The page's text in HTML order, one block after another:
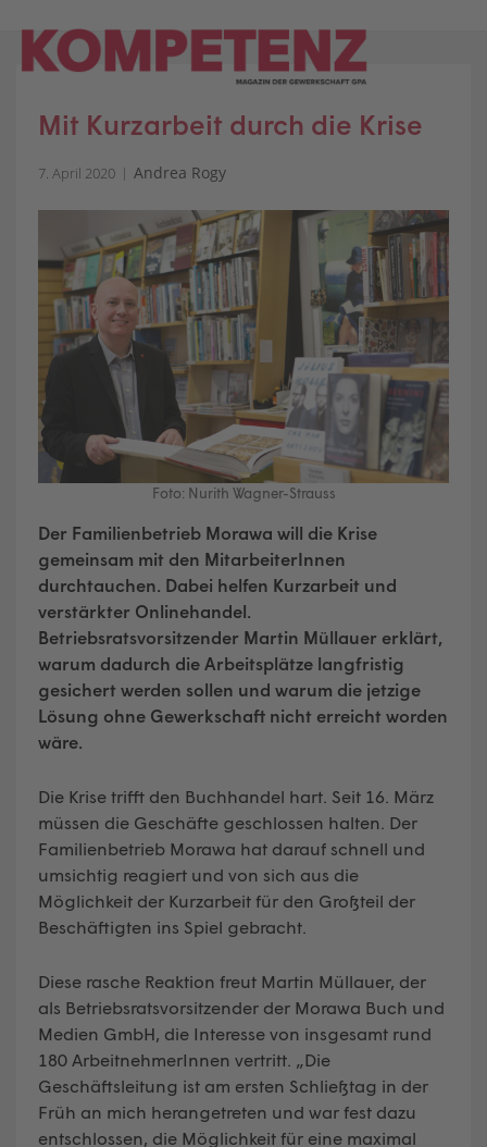
content
Mit Kurzarbeit durch die Krise
7. April 2020 Andrea Rogy
Foto: Nurith Wagner-Strauss
Der Familienbetrieb Morawa will die Krise
gemeinsam mit den MitarbeiterInnen
durchtauchen. Dabei helfen Kurzarbeit und
verstärkter Onlinehandel.
Betriebsratsvorsitzender Martin Müllauer erklärt,
warum dadurch die Arbeitsplätze langfristig
gesichert werden sollen und warum die jetzige
Lösung ohne Gewerkschaft nicht erreicht worden
wäre.
Die Krise trifft den Buchhandel hart. Seit 16. März
müssen die Geschäfte geschlossen halten. Der
Familienbetrieb Morawa hat darauf schnell und
umsichtig reagiert und von sich aus die
Möglichkeit der Kurzarbeit für den Großteil der
Beschäftigten ins Spiel gebracht.
Diese rasche Reaktion freut Martin Müllauer, der
als Betriebsratsvorsitzender der Morawa Buch und
Medien GmbH, die Interesse von insgesamt rund
180 ArbeitnehmerInnen vertritt. „Die
Geschäftsleitung ist am ersten Schließtag in der
Früh an mich herangetreten und war fest dazu
entschlossen, die Möglichkeit für eine maximal